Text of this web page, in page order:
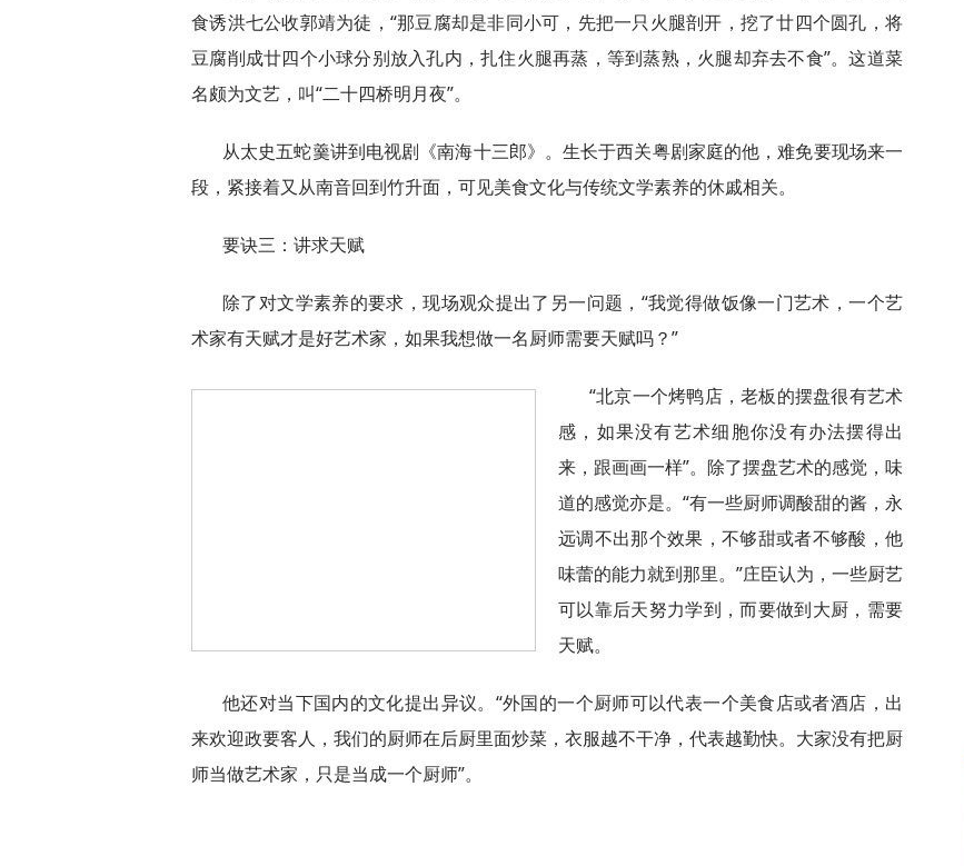
食诱洪七公收郭靖为徒，“那豆腐却是非同小可，先把一只火腿剖开，挖了廿四个圆孔，将
豆腐削成廿四个小球分别放入孔内，扎住火腿再蒸，等到蒸熟，火腿却弃去不食”。这道菜
名颇为文艺，叫“二十四桥明月夜”。
从太史五蛇羹讲到电视剧《南海十三郎》。生长于西关粤剧家庭的他，难免要现场来一
段，紧接着又从南音回到竹升面，可见美食文化与传统文学素养的休戚相关。
要诀三：讲求天赋
除了对文学素养的要求，现场观众提出了另一问题，“我觉得做饭像一门艺术，一个艺
术家有天赋才是好艺术家，如果我想做一名厨师需要天赋吗？”
“北京一个烤鸭店，老板的摆盘很有艺术
感，如果没有艺术细胞你没有办法摆得出
来，跟画画一样”。除了摆盘艺术的感觉，味
道的感觉亦是。“有一些厨师调酸甜的酱，永
远调不出那个效果，不够甜或者不够酸，他
味蕾的能力就到那里。”庄臣认为，一些厨艺
可以靠后天努力学到，而要做到大厨，需要
天赋。
他还对当下国内的文化提出异议。“外国的一个厨师可以代表一个美食店或者酒店，出
来欢迎政要客人，我们的厨师在后厨里面炒菜，衣服越不干净，代表越勤快。大家没有把厨
师当做艺术家，只是当成一个厨师”。